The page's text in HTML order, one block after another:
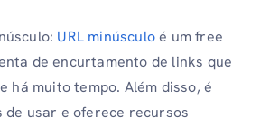
URL minúsculoé um free
de encurtamento de links que
há muito tempo. Além disso, é
de usar e oferece recursos